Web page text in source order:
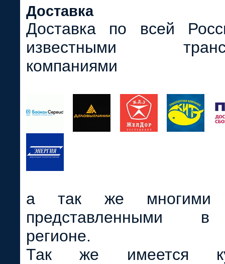
Доставка
Доставка по всей
известными
компаниями
а так же многими
представленными
регионе.
Так же имеется